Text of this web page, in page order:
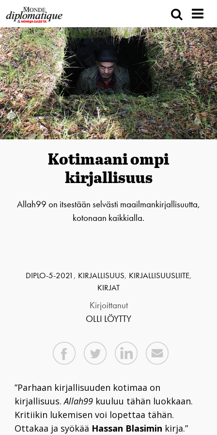
Kotimaani ompi
kirjallisuus
Allah99 on itsestään selvästi maailmankirjallisuutta,
kotonaan kaikkialla.
DIPLO-5-2021, KIRJALLISUUS, KIRJALLISUUSLIITE,
KIRJAT
Kirjoittanut
OLLI LÖYTTY
”Parhaan kirjallisuuden kotimaa on
kirjallisuus.Allah99 kuuluu tähän luokkaan.
Kritiikin lukemisen voi lopettaa tähän.
Ottakaa ja syökää Hassan Blasimin kirja.”